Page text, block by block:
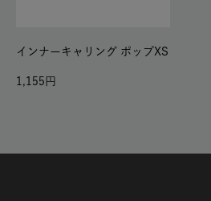
インナーキャリング ポップXS
1,155